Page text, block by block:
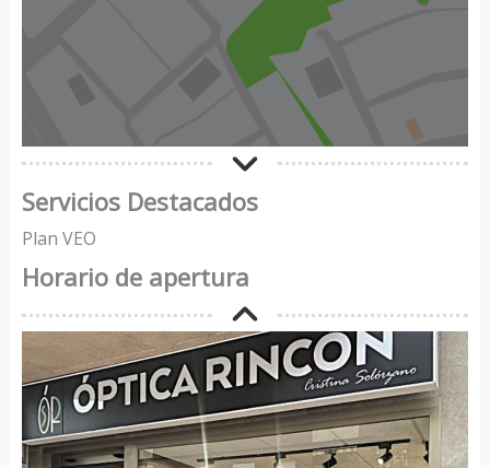
Servicios Destacados
Plan VEO
Horario de apertura